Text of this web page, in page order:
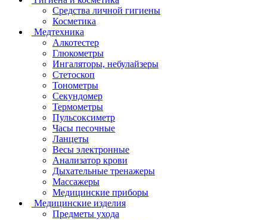
Средства личной гигиены
Косметика
Медтехника
Алкотестер
Глюкометры
Ингаляторы, небулайзеры
Стетоскоп
Тонометры
Секундомер
Термометры
Пульсоксиметр
Часы песочные
Ланцеты
Весы электронные
Анализатор крови
Дыхательные тренажеры
Массажеры
Медицинские приборы
Медицинские изделия
Предметы ухода